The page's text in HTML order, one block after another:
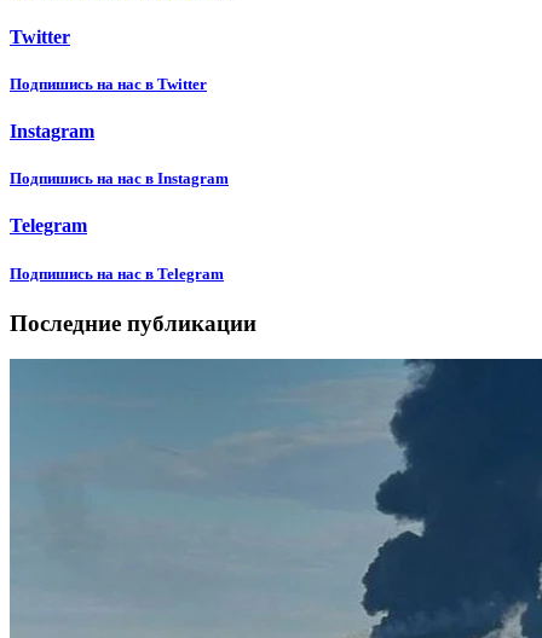
Twitter
Подпишиcь на нас в Twitter
Instagram
Подпишиcь на нас в Instagram
Telegram
Подпишиcь на нас в Telegram
Последние публикации